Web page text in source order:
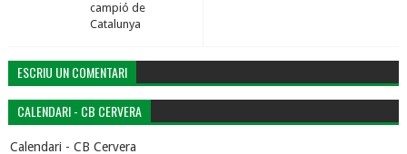
campió de
Catalunya
ESCRIU UN COMENTARI
CALENDARI - CB CERVERA
Calendari - CB Cervera